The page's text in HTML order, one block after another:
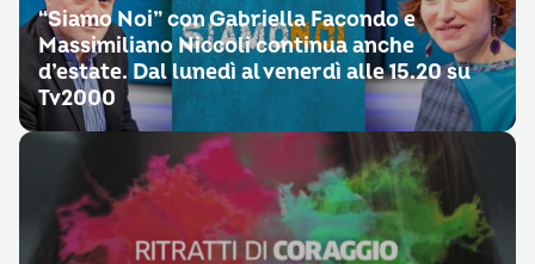
“Siamo Noi” con Gabriella Facondo e
Massimiliano Niccoli continua anche
d’estate. Dal lunedì al venerdì alle 15.20 su
Tv2000